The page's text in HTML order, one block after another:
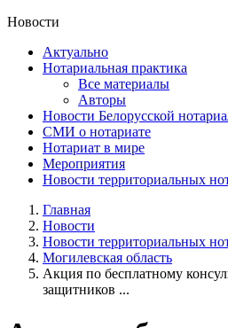
Новости
Актуально
Нотариальная практика
Все материалы
Авторы
Новости Белорусской
СМИ о нотариате
Нотариат в мире
Мероприятия
Новости территориальных
Главная
Новости
Новости территориальных
Могилевская область
Акция по бесплатному
защитников ...